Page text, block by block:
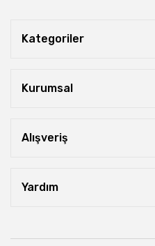
Kategoriler
Kurumsal
Alışveriş
Yardım